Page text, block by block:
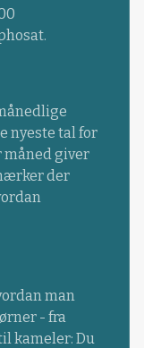
nyeste tal for
måned giver
der
man
- fra
kameler: Du